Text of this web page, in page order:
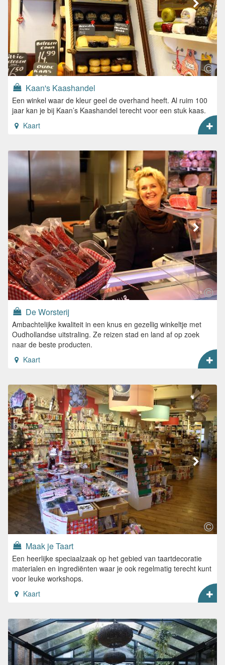
Kaan's Kaashandel
Een winkel waar de kleur geel de overhand heeft. Al ruim 100
jaar kan je bij Kaan’s Kaashandel terecht voor een stuk kaas.
Kaart
De Worsterij
Ambachtelijke kwaliteit in een knus en gezellig winkeltje met
Oudhollandse uitstraling. Ze reizen stad en land af op zoek
naar de beste producten.
Kaart
Maak je Taart
Een heerlijke speciaalzaak op het gebied van taartdecoratie
materialen en ingrediënten waar je ook regelmatig terecht kunt
voor leuke workshops.
Kaart